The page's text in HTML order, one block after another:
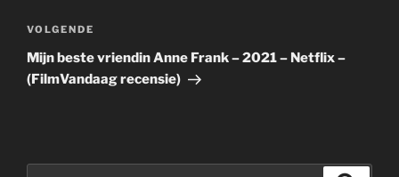
Volgend
bericht
VOLGENDE
Mijn beste vriendin Anne Frank – 2021 – Netflix –
(FilmVandaag recensie)